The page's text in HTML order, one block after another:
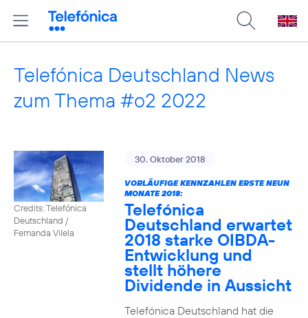
Telefónica Deutschland News
zum Thema #o2 2022
Credits: Telefónica
Deutschland /
Fernanda Vilela
30. Oktober 2018
VORLÄUFIGE KENNZAHLEN ERSTE NEUN
MONATE 2018:
Telefónica
Deutschland erwartet
2018 starke OIBDA-
Entwicklung und
stellt höhere
Dividende in Aussicht
Telefónica Deutschland hat die